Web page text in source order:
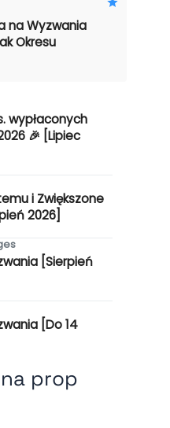
na Wyzwania
Okresu
wypłaconych
🎉 [Lipiec
i Zwiększone
2026]
[Sierpień
[Do 14
prop